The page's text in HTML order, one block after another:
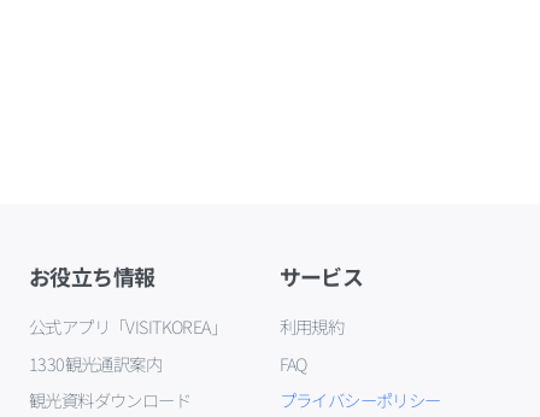
お役立ち情報
公式アプリ「VISITKOREA」
1330観光通訳案内
観光資料ダウンロード
サービス
利用規約
FAQ
プライバシーポリシー